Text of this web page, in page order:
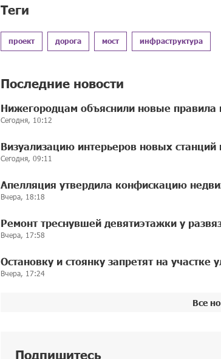
Теги
проект дорога мост инфраструктура
Последние новости
Нижегородцам объяснили новые
Сегодня, 10:12
Визуализацию интерьеров новых
Сегодня, 09:11
Апелляция утвердила конфискацию
Вчера, 18:18
Ремонт треснувшей девятиэтажки у
Вчера, 17:58
Остановку и стоянку запретят на
Вчера, 17:24
Все
Подпишитесь